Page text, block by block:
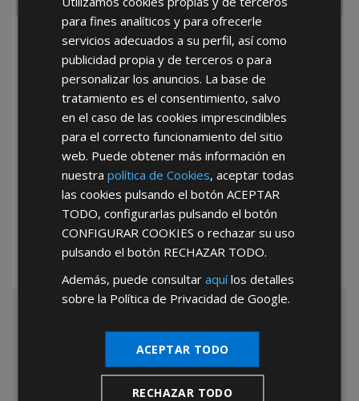
He leído y acepto la Política de Privacidad
*Abstenerse particulares, sólo venta a tiendas y empresas minoristas y
para fines analíticos y para ofrecerle
servicios adecuados a su perfil, así como
publicidad propia y de terceros o para
personalizar los anuncios. La base de
tratamiento es el consentimiento, salvo
en el caso de las cookies imprescindibles
para el correcto funcionamiento del sitio
web. Puede obtener más información en
nuestrapolítica de Cookies, aceptar todas
las cookies pulsando el botónACEPTAR
TODO, configurarlas pulsando el botón
CONFIGURAR COOKIES o rechazar su uso
pulsando el botón RECHAZAR TODO.
Además, puede consultaraquílos detalles
sobre la Política de Privacidad de Google.
ACEPTAR TODO
RECHAZAR TODO